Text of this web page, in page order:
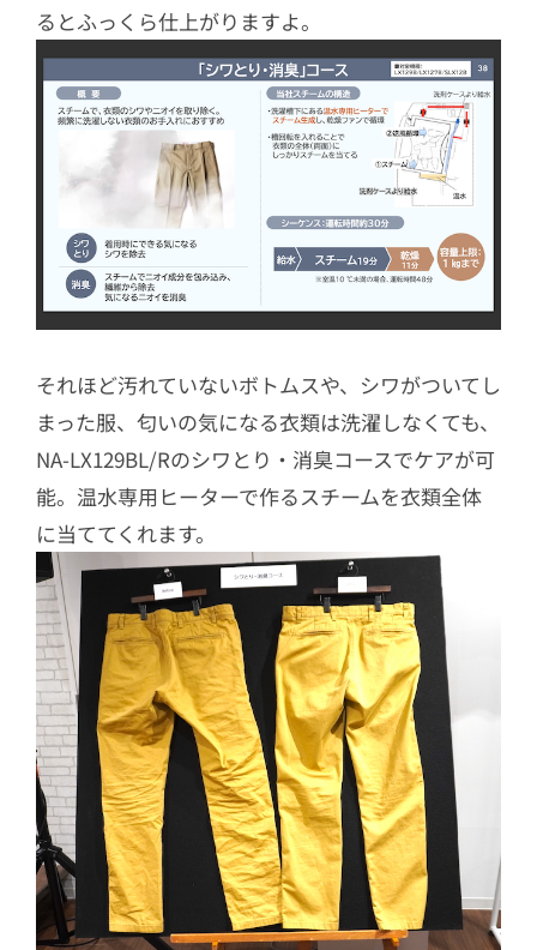
るとふっくら仕上がりますよ。
それほど汚れていないボトムスや、シワがついてし
まった服、匂いの気になる衣類は洗濯しなくても、
NA-LX129BL/Rのシワとり・消臭コースでケアが可
能。温水専用ヒーターで作るスチームを衣類全体
に当ててくれます。